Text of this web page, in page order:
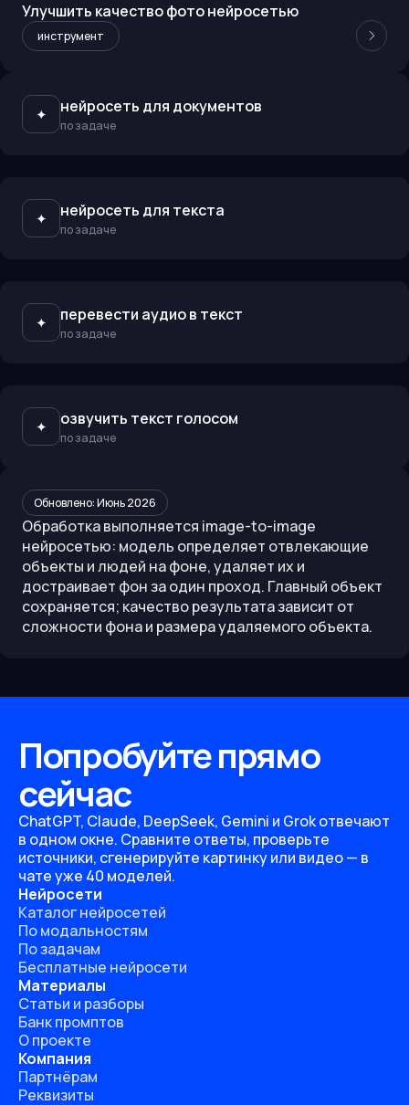
Улучшить качество фото нейросетью
инструмент
✦ нейросеть для документов
по задаче
✦ нейросеть для текста
по задаче
✦ перевести аудио в текст
по задаче
✦ озвучить текст голосом
по задаче
Обновлено:Июнь 2026
Обработка выполняется image-to-image
нейросетью: модель определяет отвлекающие
объекты и людей на фоне, удаляет их и
достраивает фон за один проход. Главный объект
сохраняется; качество результата зависит от
сложности фона и размера удаляемого объекта.
Попробуйте прямо
сейчас
ChatGPT, Claude, DeepSeek, Gemini и Grok отвечают
в одном окне. Сравните ответы, проверьте
источники, сгенерируйте картинку или видео — в
чате уже 40 моделей.
Нейросети
Каталог нейросетей
По модальностям
По задачам
Бесплатные нейросети
Материалы
Статьи и разборы
Банк промптов
О проекте
Компания
Партнёрам
Реквизиты